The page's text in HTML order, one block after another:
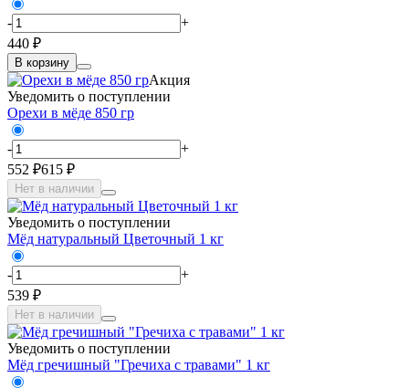
-
+
440 ₽
В корзину
Акция
Уведомить о поступлении
Орехи в мёде 850 гр
-
+
552 ₽615 ₽
Нет в наличии
Уведомить о поступлении
Мёд натуральный Цветочный 1 кг
-
+
539 ₽
Нет в наличии
Уведомить о поступлении
Мёд гречишный "Гречиха с травами" 1 кг